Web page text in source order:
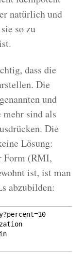
natürlich und
so zu
dass die
Die
und
mehr sind als
Die
Lösung:
Form (RMI,
ist, ist man
abzubilden: